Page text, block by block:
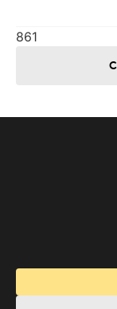
861
Informations